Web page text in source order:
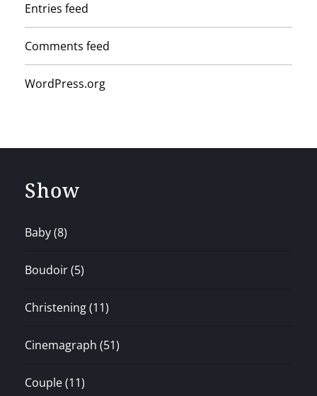
Entries feed
Comments feed
WordPress.org
Show
Baby(8)
Boudoir(5)
Christening(11)
Cinemagraph (51)
Couple(11)